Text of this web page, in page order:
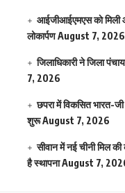
आईजीआईएमएस काे मिली
लोकार्पणAugust 7, 2026
जिलाधिकारी ने जिला
7, 2026
छपरा में विकसित भारत-
शुरूAugust 7, 2026
सीवान में नई चीनी मिल
है स्थापनाAugust 7,